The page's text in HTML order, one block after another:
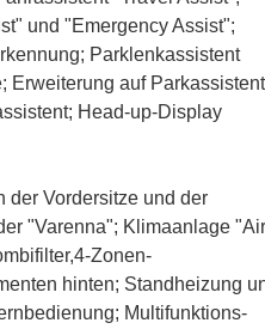
und "Emergency Assist";
Parklenkassistent
; Erweiterung auf Parkassistent
Head-up-Display
der Vordersitze und der
"Varenna"; Klimaanlage "Air
Zonen-
hinten; Standheizung
; Multifunktions-